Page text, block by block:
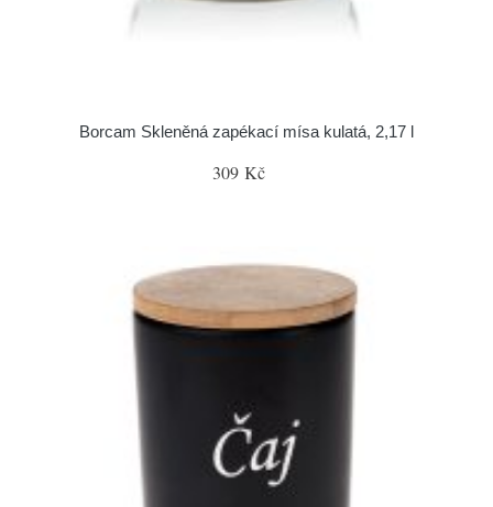
Borcam Skleněná zapékací mísa kulatá, 2,17 l
309 Kč